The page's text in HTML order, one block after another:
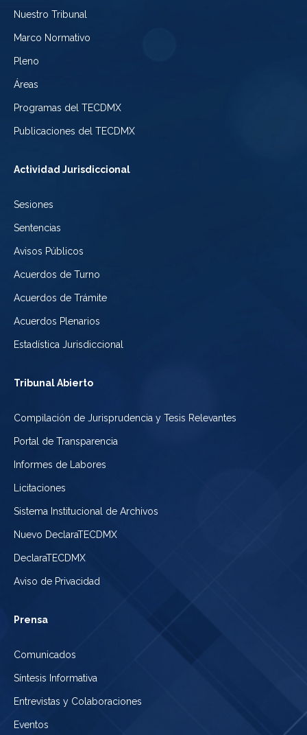
Nuestro Tribunal
Marco Normativo
Pleno
Áreas
Programas del TECDMX
Publicaciones del TECDMX
Actividad Jurisdiccional
Sesiones
Sentencias
Avisos Públicos
Acuerdos de Turno
Acuerdos de Trámite
Acuerdos Plenarios
Estadística Jurisdiccional
Tribunal Abierto
Compilación de Jurisprudencia y Tesis Relevantes
Portal de Transparencia
Informes de Labores
Licitaciones
Sistema Institucional de Archivos
Nuevo DeclaraTECDMX
DeclaraTECDMX
Aviso de Privacidad
Prensa
Comunicados
Síntesis Informativa
Entrevistas y Colaboraciones
Eventos